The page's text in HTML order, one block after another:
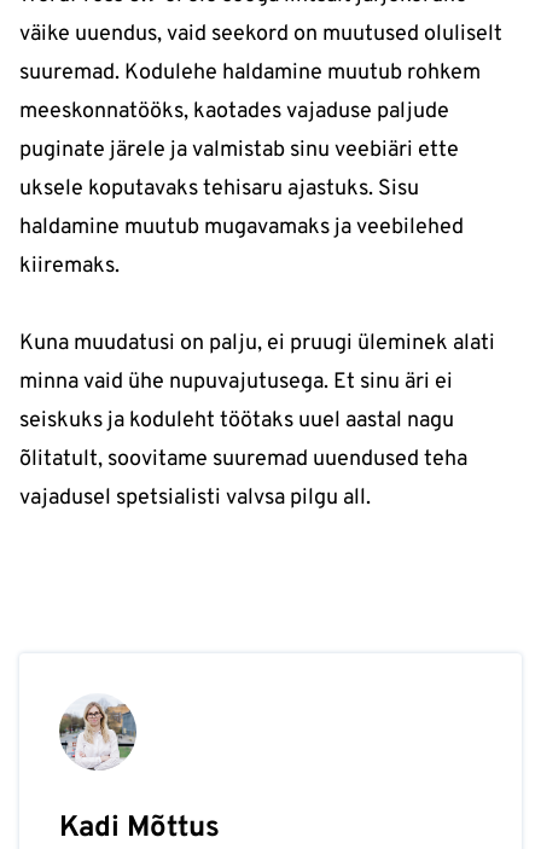
väike uuendus, vaid seekord on muutused oluliselt
suuremad. Kodulehe haldamine muutub rohkem
meeskonnatööks, kaotades vajaduse paljude
puginate järele ja valmistab sinu veebiäri ette
uksele koputavaks tehisaru ajastuks. Sisu
haldamine muutub mugavamaks ja veebilehed
kiiremaks.
Kuna muudatusi on palju, ei pruugi üleminek alati
minna vaid ühe nupuvajutusega. Et sinu äri ei
seiskuks ja koduleht töötaks uuel aastal nagu
õlitatult, soovitame suuremad uuendused teha
vajadusel spetsialisti valvsa pilgu all.
Kadi Mõttus